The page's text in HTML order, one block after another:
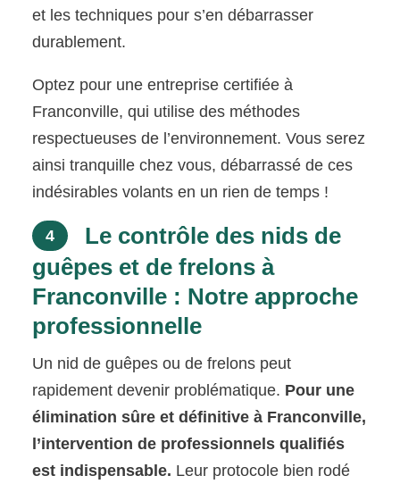
et les techniques pour s’en débarrasser
durablement.
Optez pour une entreprise certifiée à
Franconville, qui utilise des méthodes
respectueuses de l’environnement. Vous serez
ainsi tranquille chez vous, débarrassé de ces
indésirables volants en un rien de temps !
4
Le contrôle des nids de
guêpes et de frelons à
Franconville : Notre approche
professionnelle
Un nid de guêpes ou de frelons peut
rapidement devenir problématique. Pour une
élimination sûre et définitive à Franconville,
l’intervention de professionnels qualifiés
est indispensable. Leur protocole bien rodé